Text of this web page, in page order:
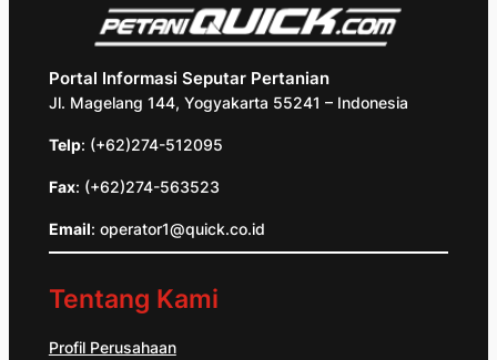
Portal Informasi Seputar Pertanian
Jl. Magelang 144, Yogyakarta 55241 – Indonesia
Telp: (+62)274-512095
Fax: (+62)274-563523
Email: operator1@quick.co.id
Tentang Kami
Profil Perusahaan